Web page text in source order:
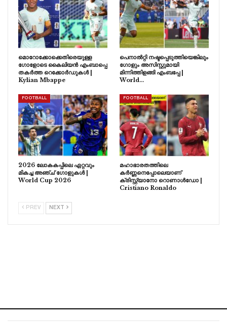
മൊറോക്കോക്കെതിരെയുള്ള
ഗോളോടെ കൈലിയൻ എംബാപ്പെ
തകർത്ത റെക്കോർഡുകൾ |
Kylian Mbappe
പെനാൽറ്റി നഷ്ടപ്പെടുത്തിയെങ്കിലും
ഗോളും അസിസ്റ്റുമായി
മിന്നിത്തിളങ്ങി എംബപ്പേ |
World…
FOOTBALL
2026 ലോകകപ്പിലെ ഏറ്റവും
മികച്ച അഞ്ച് ഗോളുകൾ |
World Cup 2026
FOOTBALL
മഹാഭാരതത്തിലെ
കർണ്ണനെപ്പോലെയാണ്
ക്രിസ്റ്റ്യാനോ റൊണാൾഡോ |
Cristiano Ronaldo
PREV NEXT